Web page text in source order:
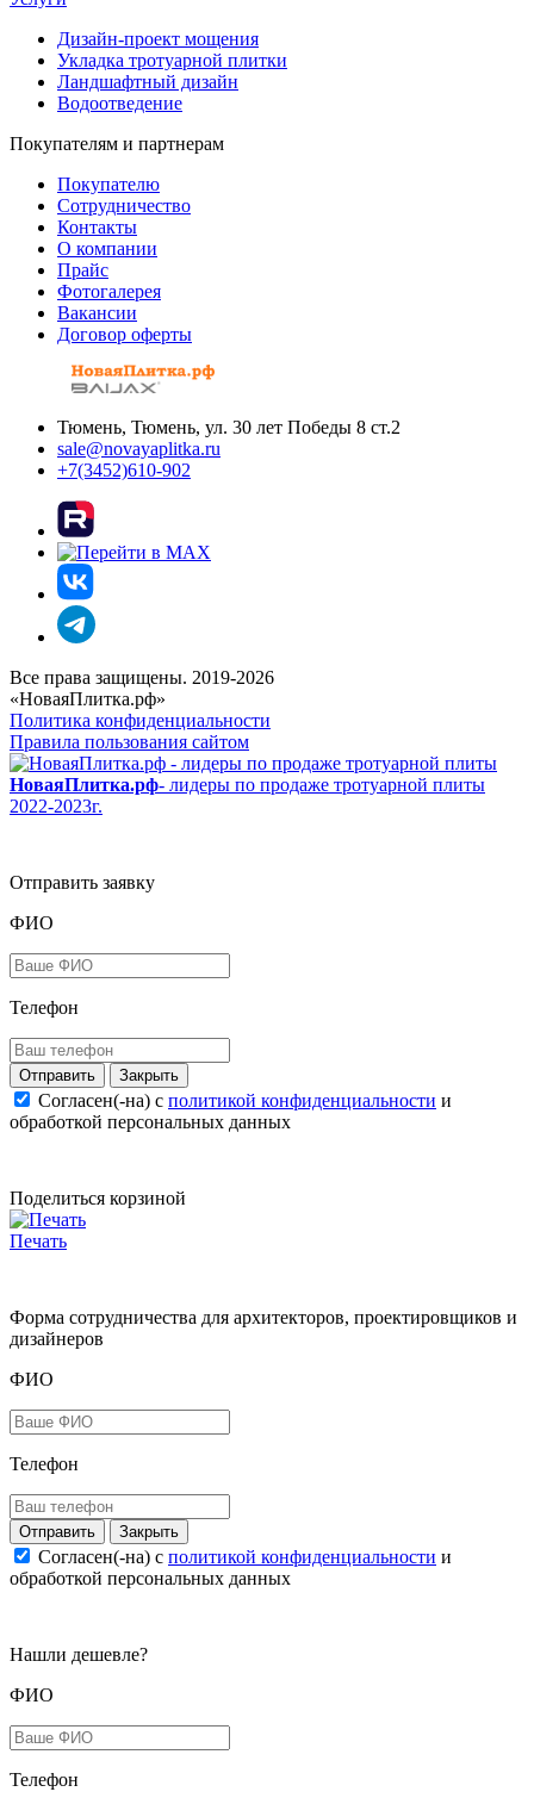
Дизайн-проект мощения
Укладка тротуарной плитки
Ландшафтный дизайн
Водоотведение
Покупателям и партнерам
Покупателю
Сотрудничество
Контакты
О компании
Прайс
Фотогалерея
Вакансии
Договор оферты
Тюмень, Тюмень, ул. 30 лет Победы 8 ст.2
sale@novayaplitka.ru
+7(3452)610-902
Все права защищены. 2019-2026
«НоваяПлитка.рф»
Политика конфиденциальности
Правила пользования сайтом
НоваяПлитка.рф- лидеры по продаже тротуарной плиты
2022-2023г.
Отправить заявку
ФИО
Телефон
Закрыть
Согласен(-на) c политикой конфиденциальности и
обработкой персональных данных
Поделиться корзиной
Печать
Форма сотрудничества для архитекторов, проектировщиков и
дизайнеров
ФИО
Телефон
Закрыть
Согласен(-на) c политикой конфиденциальности и
обработкой персональных данных
Нашли дешевле?
ФИО
Телефон